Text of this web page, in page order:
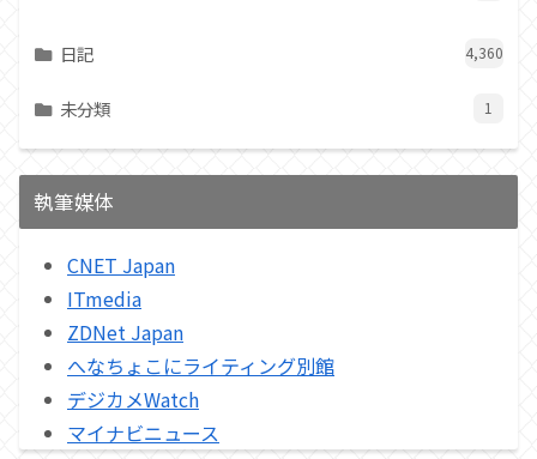
日記 4,360
未分類 1
執筆媒体
CNET Japan
ITmedia
ZDNet Japan
へなちょこにライティング別館
デジカメWatch
マイナビニュース